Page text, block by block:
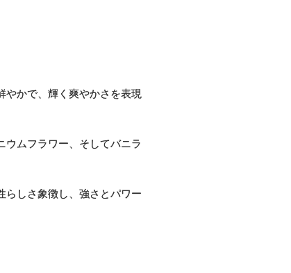
やかで、輝く爽やかさを表現
ウムフラワー、そしてバニラ
らしさ象徴し、強さとパワー